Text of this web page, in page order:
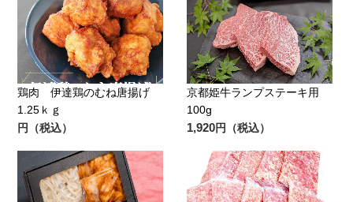
鶏肉 伊達鶏のむね唐揚げ
1.25ｋｇ
円（税込）
京都姫牛ランプステーキ用
100g
1,920円（税込）